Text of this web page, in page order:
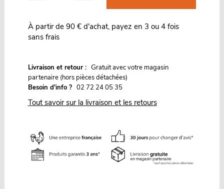
À partir de 90 € d'achat, payez en 3 ou 4 fois
sans frais
Livraison et retour : Gratuit avec votre magasin
partenaire (hors pièces détachées)
Besoin d'info ? 02 72 24 05 35
Tout savoir sur la livraison et les retours